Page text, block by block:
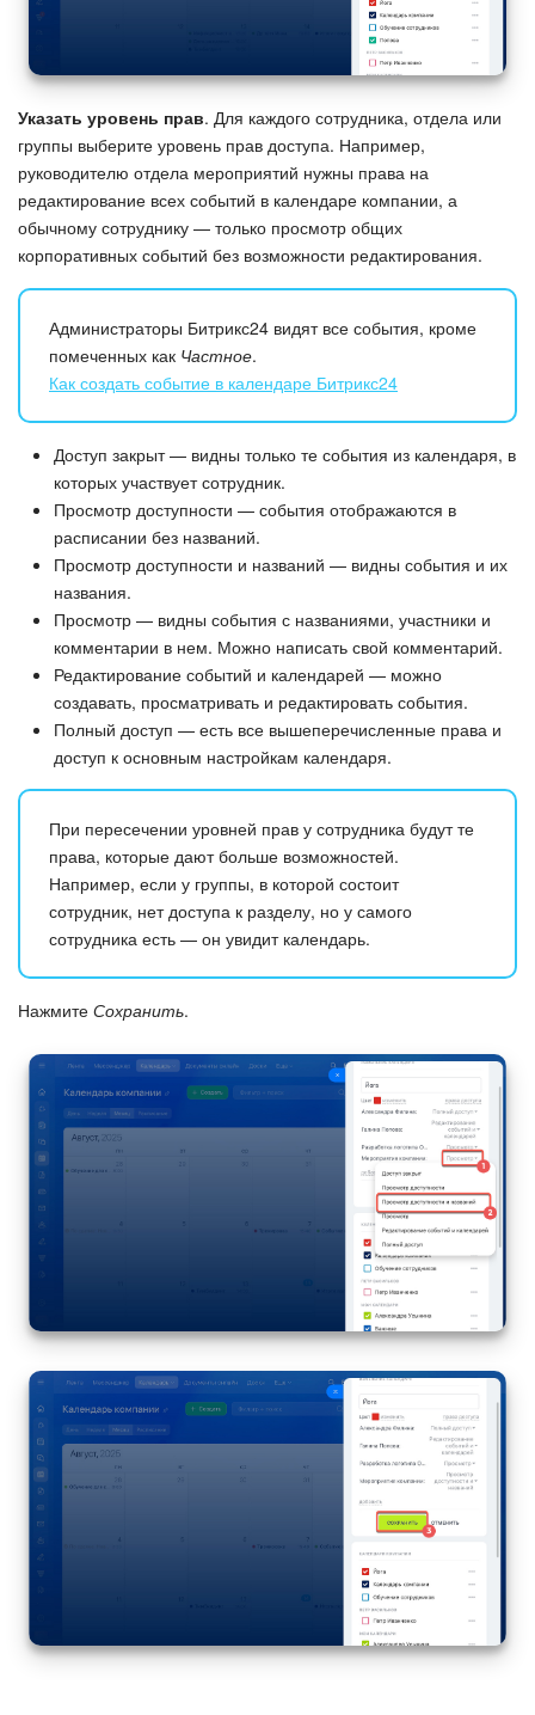
Указать уровень прав. Для каждого сотрудника, отдела или
группы выберите уровень прав доступа. Например,
руководителю отдела мероприятий нужны права на
редактирование всех событий в календаре компании, а
обычному сотруднику — только просмотр общих
корпоративных событий без возможности редактирования.
Администраторы Битрикс24 видят все события, кроме
помеченных как Частное.
Как создать событие в календаре Битрикс24
Доступ закрыт — видны только те события из календаря, в
которых участвует сотрудник.
Просмотр доступности — события отображаются в
расписании без названий.
Просмотр доступности и названий — видны события и их
названия.
Просмотр — видны события с названиями, участники и
комментарии в нем. Можно написать свой комментарий.
Редактирование событий и календарей — можно
создавать, просматривать и редактировать события.
Полный доступ — есть все вышеперечисленные права и
доступ к основным настройкам календаря.
При пересечении уровней прав у сотрудника будут те
права, которые дают больше возможностей.
Например, если у группы, в которой состоит
сотрудник, нет доступа к разделу, но у самого
сотрудника есть — он увидит календарь.
Нажмите Сохранить.